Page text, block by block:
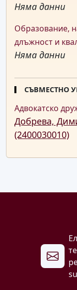
Няма данни
Образование,
длъжност и
Няма данни
СЪВМЕСТНО
Адвокатско
Добрева,
(2400030010)